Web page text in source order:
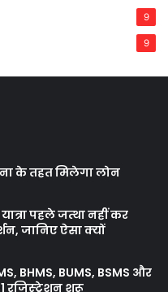
9
9
के तहत मिलेगा लोन
पहले जत्था नहीं कर
जानिए ऐसा क्यों
BHMS, BUMS, BSMS और
रजिस्ट्रेशन शुरू